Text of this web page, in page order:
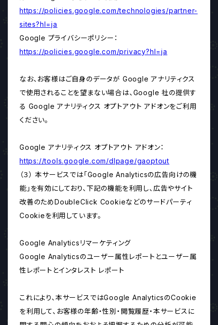
https://policies.google.com/technologies/partner-
sites?hl=ja
Google プライバシーポリシー：
https://policies.google.com/privacy?hl=ja
なお、お客様はご自身のデータが Google アナリティクス
で使用されることを望まない場合は、Google 社の提供す
る Google アナリティクス オプトアウト アドオンをご利用
ください。
Google アナリティクス オプトアウト アドオン：
https://tools.google.com/dlpage/gaoptout
（３） 本サービスでは「Google Analyticsの広告向けの機
能」を有効にしており、下記の機能を利用し、広告やサイト
改善のためDoubleClick Cookieなどのサードパーティ
Cookieを利用しています。
Google Analyticsリマーケティング
Google Analyticsのユーザー属性レポートとユーザー属
性レポートとインタレスト レポート
これにより、本サービスではGoogle AnalyticsのCookie
を利用して、お客様の年齢・性別・閲覧履歴・本サービスに